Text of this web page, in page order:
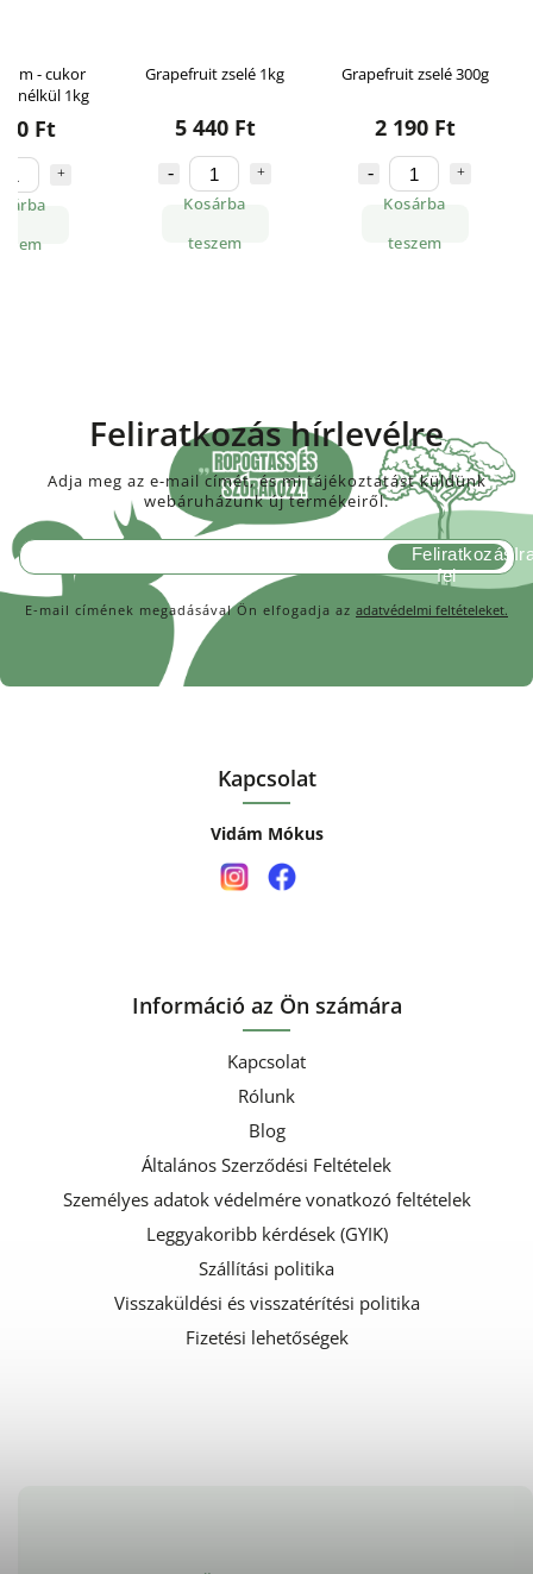
- cukor
nélkül 1kg
Ft
Grapefruit zselé 1kg
5 440 Ft
Kosárba
teszem
Grapefruit zselé 300g
2 190 Ft
Kosárba
teszem
Kapcsolat
Vidám Mókus
Információ az Ön számára
Kapcsolat
Rólunk
Blog
Általános Szerződési Feltételek
Személyes adatok védelmére vonatkozó feltételek
Leggyakoribb kérdések (GYIK)
Szállítási politika
Visszaküldési és visszatérítési politika
Fizetési lehetőségek
Feliratkozás hírlevélre
Adja meg az e-mail címét, és mi tájékoztatást küldünk
webáruházunk új termékeiről.
E-mail címének megadásával Ön elfogadja az adatvédelmi feltételeket.
Feliratkozás